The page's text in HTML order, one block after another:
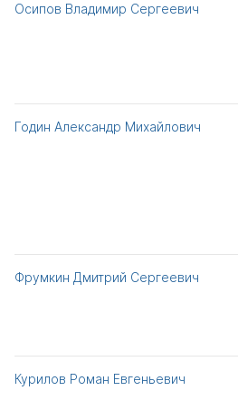
Осипов Владимир Сергеевич
Годин Александр Михайлович
Фрумкин Дмитрий Сергеевич
Курилов Роман Евгеньевич